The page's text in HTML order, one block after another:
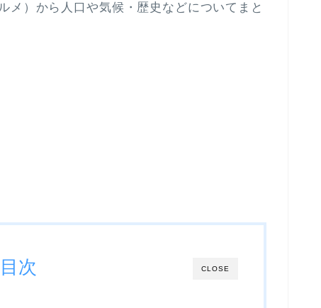
メ）から人口や気候・歴史などについてまと
CLOSE
目次